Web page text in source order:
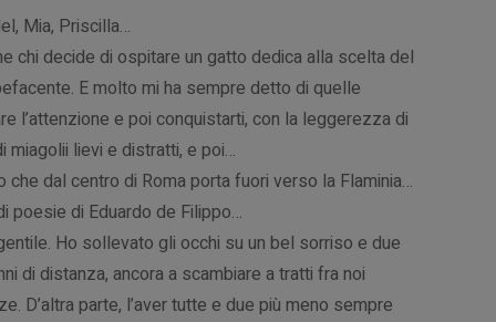
Mia, Priscilla…
chi decide di ospitare un gatto dedica alla scelta del
E molto mi ha sempre detto di quelle
l’attenzione e poi conquistarti, con la leggerezza di
miagolii lievi e distratti, e poi…
dal centro di Roma porta fuori verso la Flaminia…
poesie di Eduardo de Filippo…
Ho sollevato gli occhi su un bel sorriso e due
di distanza, ancora a scambiare a tratti fra noi
D’altra parte, l’aver tutte e due più meno sempre